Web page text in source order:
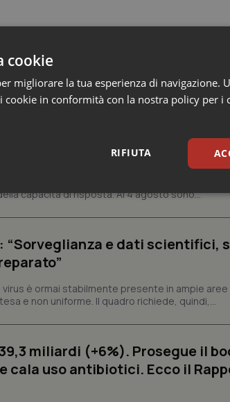
“Epidemia più veloce della
del Congo continua a correre e, in alcune
capacità di risposta. Al 4 agosto sono...
“Sorveglianza e dati scientifici,
è ormai stabilmente presente in ampie aree
e non uniforme. Il quadro richiede, quindi,...
miliardi (+6%). Prosegue il
cala uso antibiotici. Ecco il
cookie
migliorare la tua esperienza di navigazione.
in conformità con la nostra policy per i
RIFIUTA
Statistici
Necessari Statistici Marketing
/Dominio Scadenza
Descrizione
5 mesi 4
Questo cookie viene utilizzato
scelte di consenso e privacy